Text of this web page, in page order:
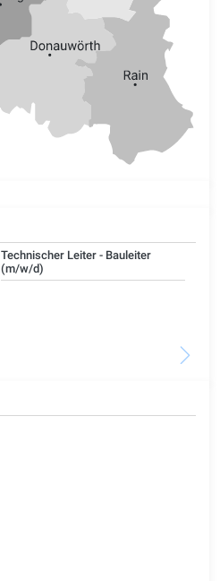
Technischer Leiter - Bauleiter
(m/w/d)